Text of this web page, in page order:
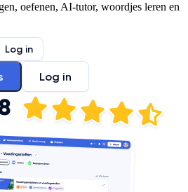
oefenen, AI-tutor, woordjes leren en
Log in
Log in